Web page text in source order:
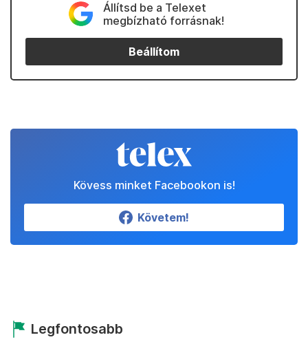
Állítsd be a Telexet
megbízható forrásnak!
Beállítom
Kövess minket Facebookon is!
Követem!
Legfontosabb